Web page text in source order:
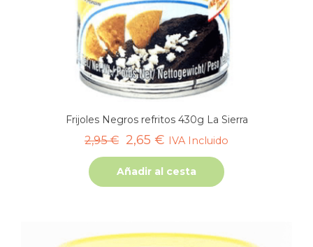
Frijoles Negros refritos 430g La Sierra
2,95€ El
precio
original
2,65 € El
precio
actual
IVA Incluido
Añadir al cesta